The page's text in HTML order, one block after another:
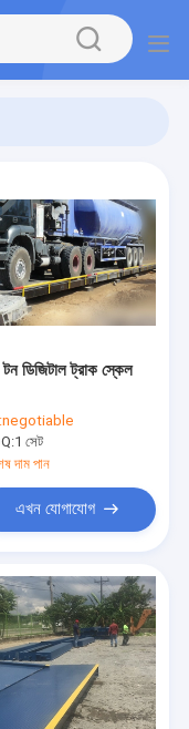
ডিজিটাল ট্রাক স্কেল
negotiable
1 সেট
দাম পান
এখন যোগাযোগ